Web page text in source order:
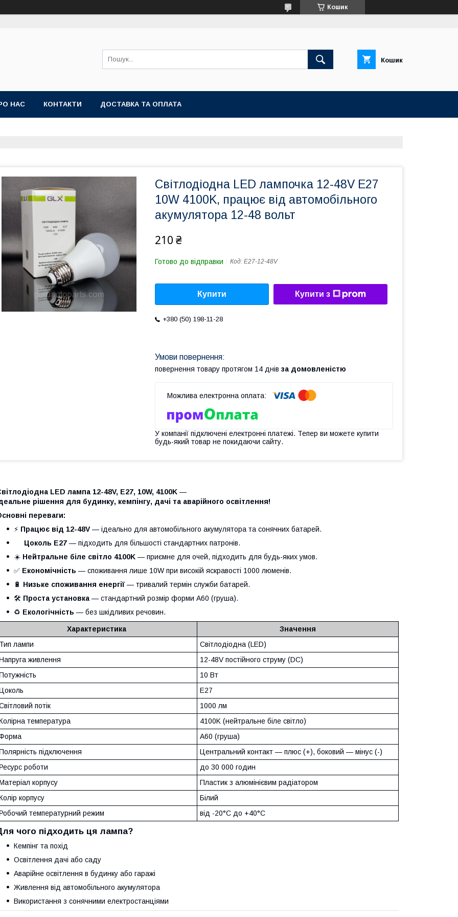
Кошик
Кошик
НАС КОНТАКТИ ДОСТАВКА ТА ОПЛАТА
Світлодіодна LED лампочка 12-48V E27
10W 4100K, працює від автомобільного
акумулятора 12-48 вольт
210 ₴
Готово до відправки Код: Е27-12-48V
Купити Купити з
+380 (50) 198-11-28
повернення товару протягом 14 днів за домовленістю
У компанії підключені електронні платежі. Тепер ви можете купити
будь-який товар не покидаючи сайту.
LED лампа 12-48V, E27, 10W, 4100K —
рішення для будинку, кемпінгу, дачі та аварійного освітлення!
переваги:
⚡ Працює від 12-48V — ідеально для автомобільного акумулятора та сонячних батарей.
Цоколь E27 — підходить для більшості стандартних патронів.
☀️ Нейтральне біле світло 4100K — приємне для очей, підходить для будь-яких умов.
✅ Економічність — споживання лише 10W при високій яскравості 1000 люменів.
🔋 Низьке споживання енергії — тривалий термін служби батарей.
🛠️ Проста установка — стандартний розмір форми A60 (груша).
♻️ Екологічність — без шкідливих речовин.
Характеристика
Значення
Тип лампи
Світлодіодна (LED)
живлення
12-48V постійного струму (DC)
10 Вт
E27
потік
1000 лм
температура
4100K (нейтральне біле світло)
A60 (груша)
підключення
Центральний контакт — плюс (+), боковий — мінус (-)
роботи
до 30 000 годин
корпусу
Пластик з алюмінієвим радіатором
корпусу
Білий
температурний режим
від -20°C до +40°C
чого підходить ця лампа?
Кемпінг та похід
Освітлення дачі або саду
Аварійне освітлення в будинку або гаражі
Живлення від автомобільного акумулятора
Використання з сонячними електростанціями